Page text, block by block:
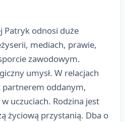
Patryk odnosi duże
mediach, prawie,
zawodowym.
umysł. W relacjach
partnerem oddanym,
uczuciach. Rodzina jest
życiową przystanią. Dba o